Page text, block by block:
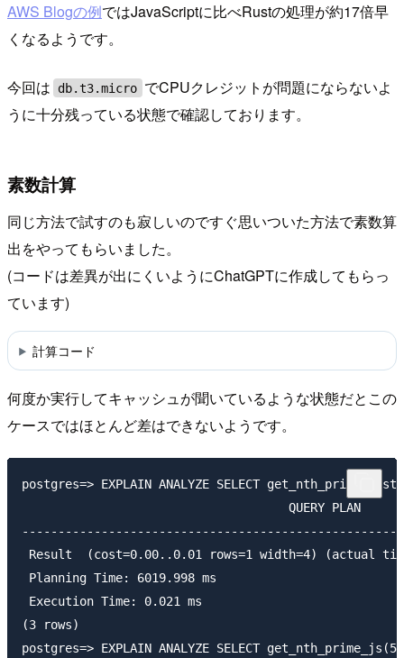
AWS Blogの例ではJavaScriptに比べRustの処理が約17倍早
くなるようです。
今回は db.t3.micro でCPUクレジットが問題にならないよ
うに十分残っている状態で確認しております。
素数計算
同じ方法で試すのも寂しいのですぐ思いついた方法で素数算
出をやってもらいました。
(コードは差異が出にくいようにChatGPTに作成してもらっ
ています)
計算コード
何度か実行してキャッシュが聞いているような状態だとこの
ケースではほとんど差はできないようです。
postgres=> EXPLAIN ANALYZE SELECT
                                     QUERY PLAN
Result  (cost=0.00..0.01 rows=1 width=4) (actual
Planning Time: 6019.998 ms
Execution Time: 0.021 ms
(3 rows)
postgres=> EXPLAIN ANALYZE SELECT